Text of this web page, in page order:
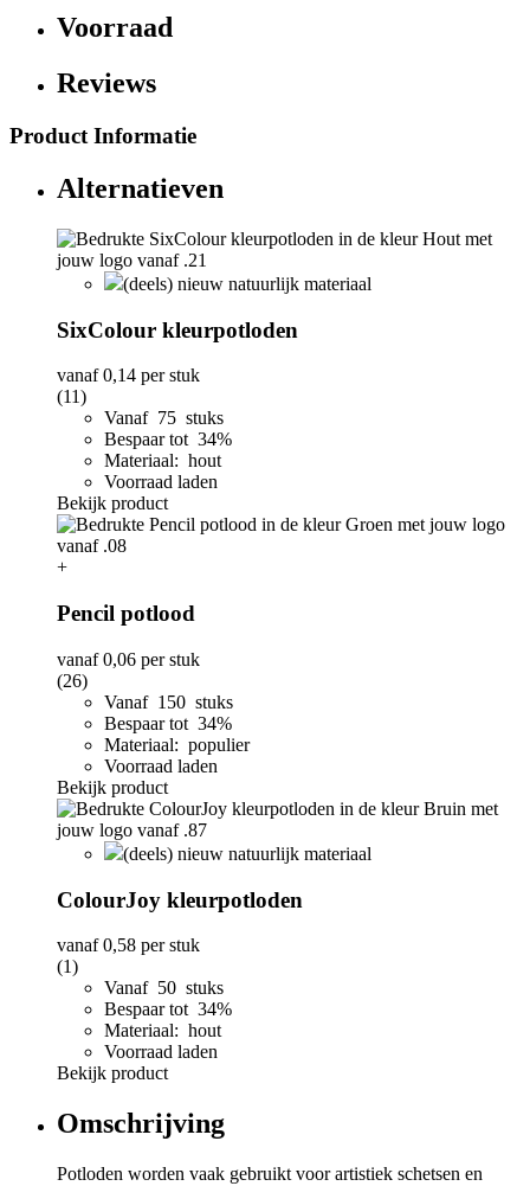
Voorraad
Reviews
Product Informatie
Alternatieven
(deels) nieuw natuurlijk materiaal
SixColour kleurpotloden
vanaf0,14 per stuk
(11)
Vanaf 75 stuks
Bespaar tot 34%
Materiaal: hout
Voorraad laden
Bekijk product
+
Pencil potlood
vanaf0,06 per stuk
(26)
Vanaf 150 stuks
Bespaar tot 34%
Materiaal: populier
Voorraad laden
Bekijk product
(deels) nieuw natuurlijk materiaal
ColourJoy kleurpotloden
vanaf0,58 per stuk
(1)
Vanaf 50 stuks
Bespaar tot 34%
Materiaal: hout
Voorraad laden
Bekijk product
Omschrijving
Potloden worden vaak gebruikt voor artistiek schetsen en